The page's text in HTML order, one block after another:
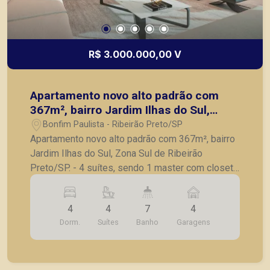
Piramid tem como objetivo atender seus clientes
com agilidade e segurança, em locação, vendas
de imóveis prontos, usados ou mesmo nos
principais lançamentos da cidade de Ribeirão
R$ 3.000.000,00 V
Apartamento novo alto padrão com
367m², bairro Jardim Ilhas do Sul,
Zona Sul de Ribeirão Preto/SP.
Bonfim Paulista - Ribeirão Preto/SP
Apartamento novo alto padrão com 367m², bairro
Jardim Ilhas do Sul, Zona Sul de Ribeirão
Preto/SP. - 4 suítes, sendo 1 master com closet
e banheiro Sr e Sra; - Sala ampla para 3
ambientes; - Sala de almoço; - Hall privativo; -
Lavabo; - Varanda gourmet; - Cozinha; -
Lavanderia; - Quarto e banheiro de serviço; - Laje
técnica; - 4 vagas de garagem. O encontro da
4
Dorm.
4
Suítes
7
Banho
4
Garagens